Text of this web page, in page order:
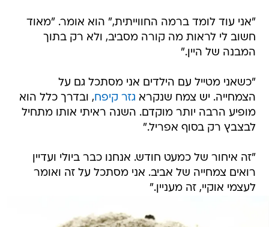
"אני עוד לומד ברמה החווייתית," הוא אומר. "מאוד
חשוב לי לראות מה קורה מסביב, ולא רק בתוך
המבנה של היין."
"כשאני מטייל עם הילדים אני מסתכל גם על
הצמחייה. יש צמח שנקרא גזר קיפח, ובדרך כלל הוא
מופיע הרבה יותר מוקדם. השנה ראיתי אותו מתחיל
לבצבץ רק בסוף אפריל."
"זה איחור של כמעט חודש. אנחנו כבר ביולי ועדיין
רואים צמחייה של אביב. אני מסתכל על זה ואומר
לעצמי אוקיי, זה מעניין."